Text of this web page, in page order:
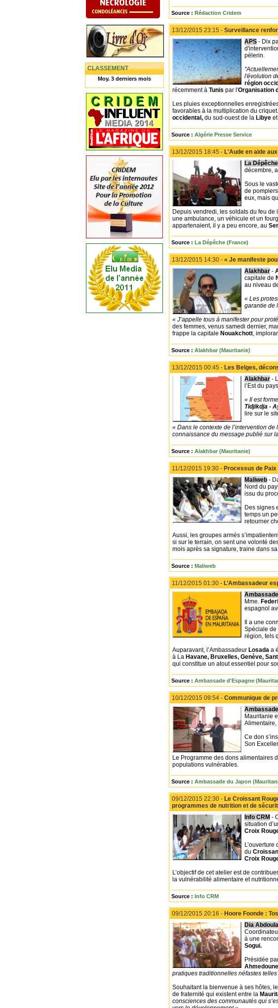
CLASSEMENT
Moy. 3 derniers mois
Source : Rédaction Cridem
13/12/2015 23:15 - Surveillance
APS - Dix
pèlerin.
l'évolution
région
récemment à Tunis par l'Organisation
Les pluies exceptionnelles
favorables à la multiplication du
occidental, du sud-ouest de la Libye
Source : Algérie Presse Service
13/12/2015 18:45 - L'Aude en aide
La Dépêche
décembre,
Sous le
de
eux, mais
Depuis vendredi, les soldats du feu de
une ambulance, un véhicule et un
appartenaient, il y a peu encore, au
Source : La Dépêche (France)
13/12/2015 14:30 - « Je manifeste
Alakhbar -
capitale de
au niveau
« Les
garantie de
« J’appelle tous à manifester pour
des femmes, venus samedi dernier,
frappe la capitale Nouakchott,
Source : Alakhbar (Mauritanie)
13/12/2015 00:45 - Les Belges,
Alakhbar -
l’Est du
« Il est
Tidjikdja -
lire sur le
« Dans le contexte de l’intervention
connaissance du message publié sur
Source : Alakhbar (Mauritanie)
11/12/2015 19:30 - Processus de
Maliweb -
Nord du
issu du
Des signes
temps un
retourner
Aussi, les groupes armés
si sur le terrain, on sent une volonté
mois après sa signature, traine dans
Source : Maliweb
11/12/2015 01:30 - L’Ambassadeur
Mme.
espagnol
Il a une
Spéciale de
région, tels
Auparavant, l’Ambassadeur Losada a
à La Havane, Bruxelles, Genève,
qui constitue un atout essentiel pour
Source : Ambassade d'Espagne
10/12/2015 09:54 - Communique de
Mauritanie
Alimentaire,
Ce don
Son
Le Programme des dons alimentaires
populations vulnérables.
Source : Ambassade du Japon
09/12/2015 22:30 - Le Croissant
programmes de nutrition et de
Info CRM -
situation
Croix
du
Croix
L’objectif de cet atelier est de
la vulnérabilité alimentaire et
Source : Info CRM
09/12/2015 20:16 - Hoore Foonde :
Dia
à une
Sogui.
Présidée
pratiques traditionnelles néfastes telles
Souhaitant la bienvenue à ses hôtes,
de fraternité qui existent entre la
consciences des communautés qui